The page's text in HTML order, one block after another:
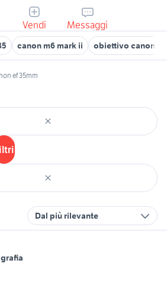
Vendi Messaggi
canon m6 mark ii obiettivo canon 18
ef 35mm
Dal più rilevante